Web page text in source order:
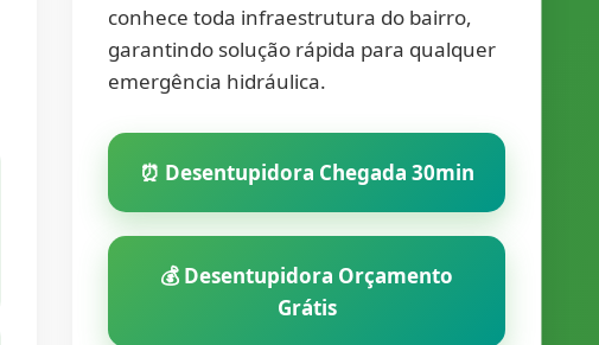
conhece toda infraestrutura do bairro,
garantindo solução rápida para qualquer
emergência hidráulica.
⏰ Desentupidora Chegada 30min
💰 Desentupidora Orçamento
Grátis